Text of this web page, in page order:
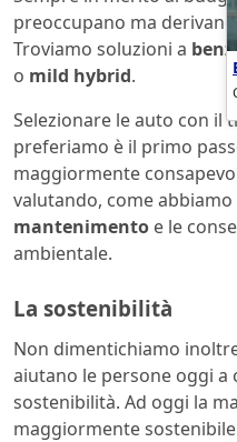
preoccupano ma
Troviamo soluzioni a
o mild hybrid.
Selezionare le auto con il
preferiamo è il primo
maggiormente
valutando, come
mantenimento e le
ambientale.
La sostenibilità
Non dimentichiamo
aiutano le persone oggi a
sostenibilità. Ad oggi la
maggiormente sostenibile